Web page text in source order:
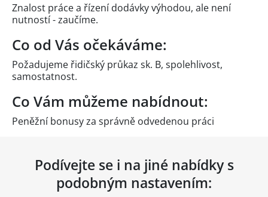
Znalost práce a řízení dodávky výhodou, ale není
nutností - zaučíme.
Co od Vás očekáváme:
Požadujeme řidičský průkaz sk. B, spolehlivost,
samostatnost.
Co Vám můžeme nabídnout:
Peněžní bonusy za správně odvedenou práci
Podívejte se i na jiné nabídky s
podobným nastavením: